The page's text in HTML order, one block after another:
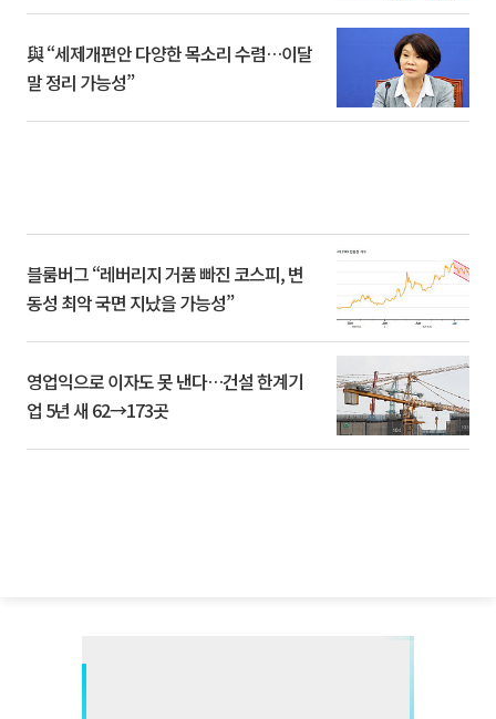
與 “세제개편안 다양한 목소리 수렴…이달
말 정리 가능성”
블룸버그 “레버리지 거품 빠진 코스피, 변
동성 최악 국면 지났을 가능성”
영업익으로 이자도 못 낸다…건설 한계기
업 5년 새 62→173곳